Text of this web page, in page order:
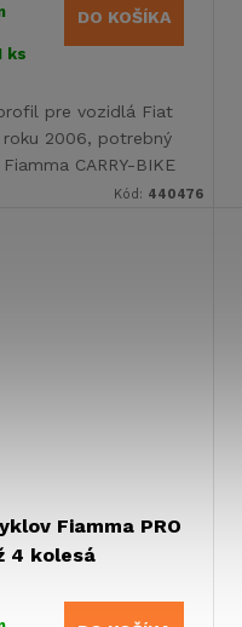
ks
DO KOŠÍKA
pre vozidlá Fiat
2006, potrebný
CARRY-BIKE
Kód: 440476
Fiamma PRO
4 kolesá